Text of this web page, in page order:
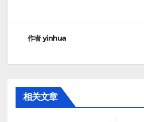
航
作者yinhua
相关文章